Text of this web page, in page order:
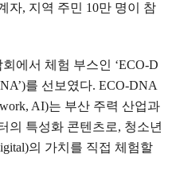
자, 지역 주민 10만 명이 참
에서 체험 부스인 ‘ECO-D
를 선보였다. ECO-DNA
AI)는 부산 주력 산업과
의 특성화 콘텐츠로, 청소년
의 가치를 직접 체험할